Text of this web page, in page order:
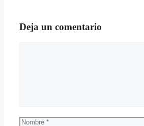
Deja un comentario
Nombre